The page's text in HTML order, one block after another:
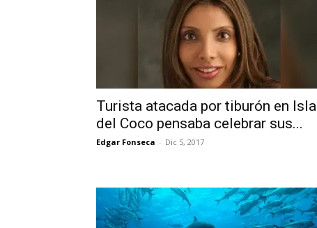
Turista atacada por tiburón en Isla
del Coco pensaba celebrar sus...
Edgar Fonseca - Dic 5, 2017